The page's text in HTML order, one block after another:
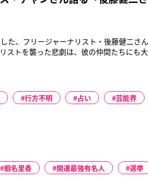
た、フリージャーナリスト・後藤健二さ
ストを襲った悲劇は、彼の仲間たちにも
こどもニュース』(NHK)のキャスターを
の
行方不明 占い 芸能界
蝦名里香 開運最強有名人 選挙